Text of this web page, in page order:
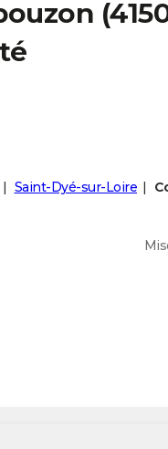
Saint-Dyé-sur-Loire